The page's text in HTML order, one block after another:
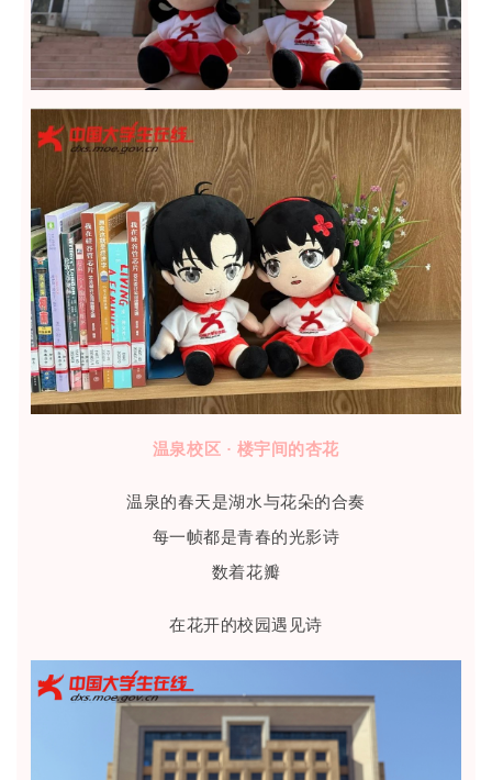
温泉校区 · 楼宇间的杏花
温泉的春天是湖水与花朵的合奏
每一帧都是青春的光影诗
数着花瓣
在花开的校园遇见诗